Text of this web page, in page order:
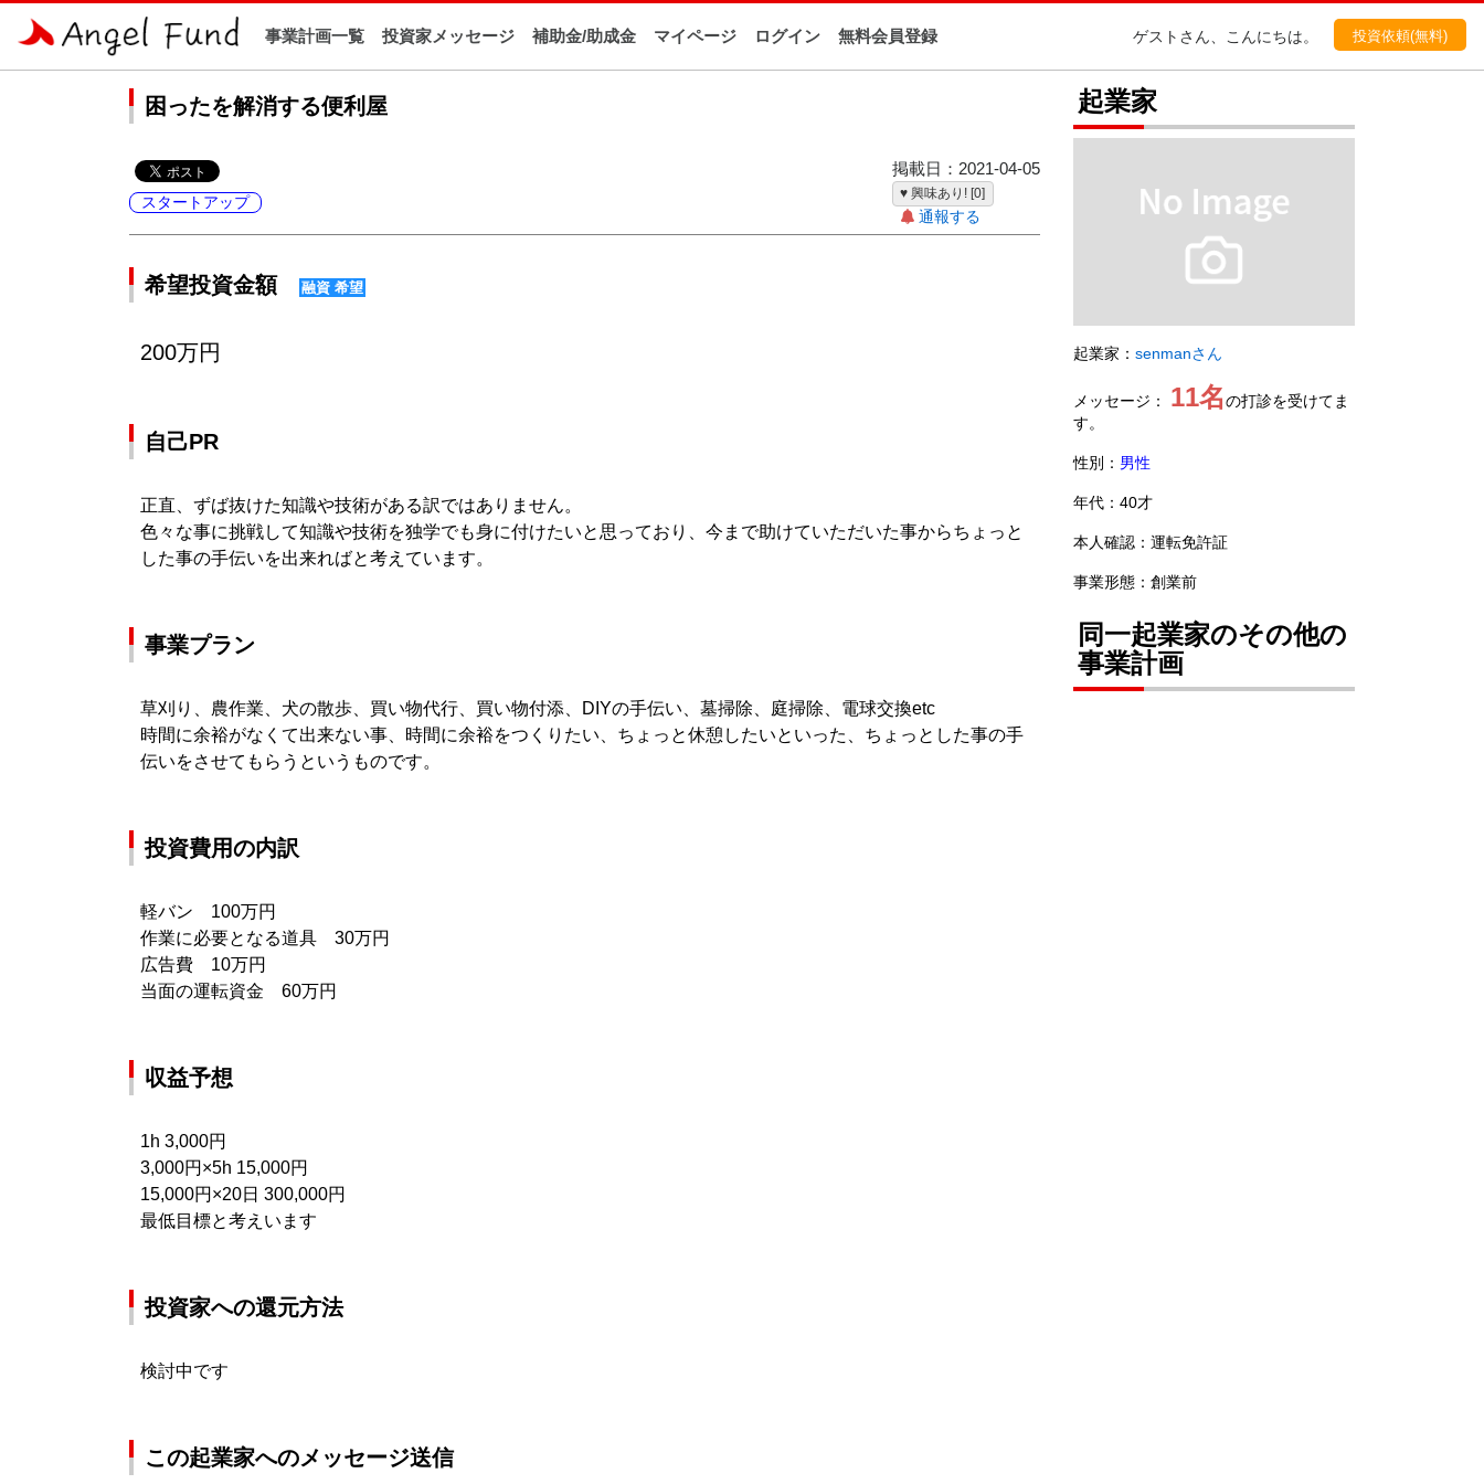
事業計画一覧 投資家メッセージ 補助金/助成金 マイページ ログイン 無料会員登録 ゲストさん、こんにちは。
投資依頼(無料)
ホーム
困ったを解消する便利屋
スタートアップ
掲載日：2021-04-05
♥ 興味あり! [0]
通報する
希望投資金額 融資 希望
200万円
自己PR
正直、ずば抜けた知識や技術がある訳ではありません。
色々な事に挑戦して知識や技術を独学でも身に付けたいと思っており、今まで助けていただいた事からちょっと
した事の手伝いを出来ればと考えています。
事業プラン
草刈り、農作業、犬の散歩、買い物代行、買い物付添、DIYの手伝い、墓掃除、庭掃除、電球交換etc
時間に余裕がなくて出来ない事、時間に余裕をつくりたい、ちょっと休憩したいといった、ちょっとした事の手
伝いをさせてもらうというものです。
投資費用の内訳
軽バン 100万円
作業に必要となる道具 30万円
広告費 10万円
当面の運転資金 60万円
収益予想
1h 3,000円
3,000円×5h 15,000円
15,000円×20日 300,000円
最低目標と考えいます
投資家への還元方法
検討中です
この起業家へのメッセージ送信
起業家
起業家： senmanさん
メッセージ： 11名 の打診を受けてま
す。
性別： 男性
年代：40才
本人確認：運転免許証
事業形態：創業前
同一起業家のその他の
事業計画